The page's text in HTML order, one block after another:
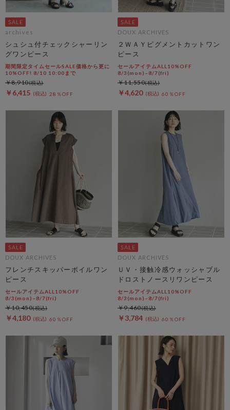
archives
シュシュ付チェックシャーリン
グワンピース
期間限定タイムセールSALE価格から更に
10%OFF! 8/10 10:00まで
￥6,415 28％OFF
￥8,910
DOUX ARCHIVES
２ＷＡＹピグメントカットワン
ピース
セールアイテムALL10%OFF
8/3(mon)~8/7(fri)
￥4,620 60％OFF
￥11,550
DOUX ARCHIVES
フレンチスキッパーボイルワン
ピース
セールアイテムALL10%OFF
8/3(mon)~8/7(fri)
￥4,180 60％OFF
￥10,450
DOUX ARCHIVES
ＵＶ・接触冷感ウォッシャブル
ドロストノースリワンピース
セールアイテムALL10%OFF
8/3(mon)~8/7(fri)
￥3,784 60％OFF
￥9,460